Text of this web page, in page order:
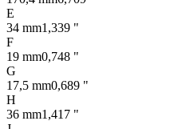
E
34 mm1,339 "
F
19 mm0,748 "
G
17,5 mm0,689 "
H
36 mm1,417 "